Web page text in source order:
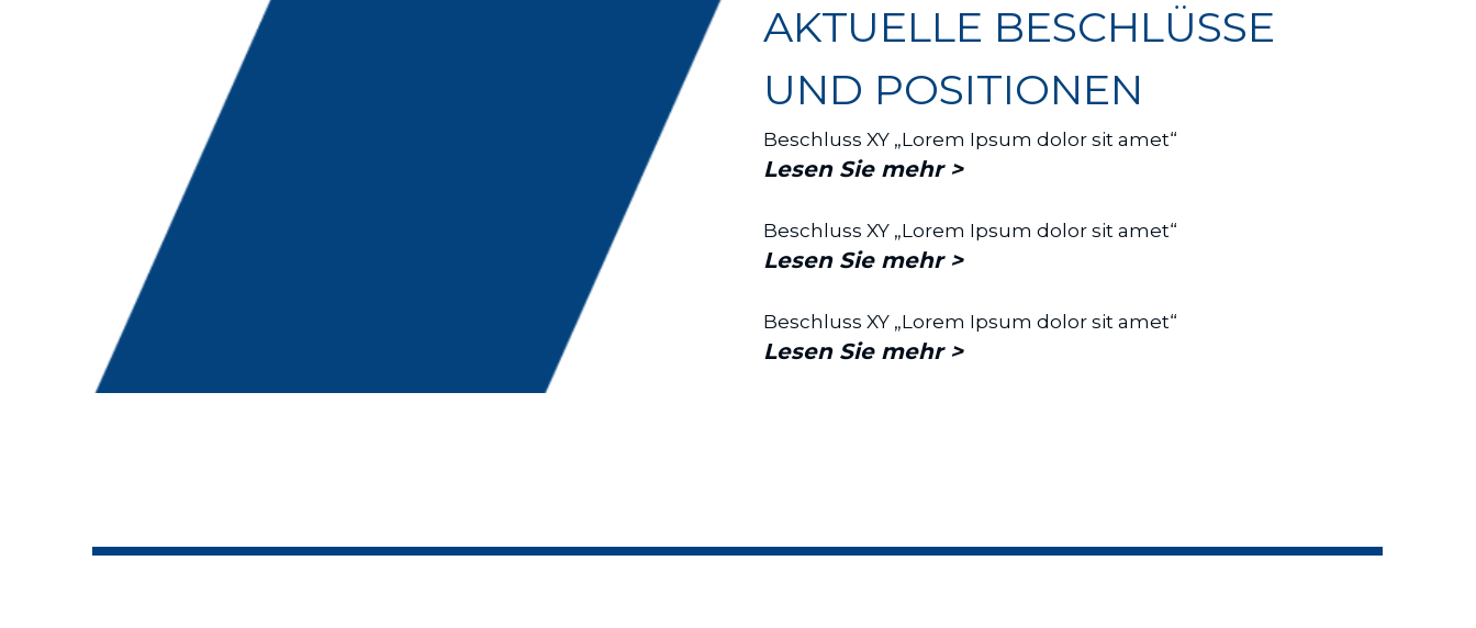
AKTUELLE BESCHLÜSSE
UND POSITIONEN
Beschluss XY „Lorem Ipsum dolor sit amet“
Lesen Sie mehr >
Beschluss XY „Lorem Ipsum dolor sit amet“
Lesen Sie mehr >
Beschluss XY „Lorem Ipsum dolor sit amet“
Lesen Sie mehr >